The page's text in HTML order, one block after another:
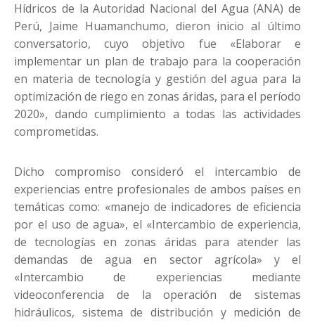
Hídricos de la Autoridad Nacional del Agua (ANA) de
Perú, Jaime Huamanchumo, dieron inicio al último
conversatorio, cuyo objetivo fue «Elaborar e
implementar un plan de trabajo para la cooperación
en materia de tecnología y gestión del agua para la
optimización de riego en zonas áridas, para el período
2020», dando cumplimiento a todas las actividades
comprometidas.
Dicho compromiso consideró el intercambio de
experiencias entre profesionales de ambos países en
temáticas como: «manejo de indicadores de eficiencia
por el uso de agua», el «Intercambio de experiencia,
de tecnologías en zonas áridas para atender las
demandas de agua en sector agrícola» y el
«Intercambio de experiencias mediante
videoconferencia de la operación de sistemas
hidráulicos, sistema de distribución y medición de